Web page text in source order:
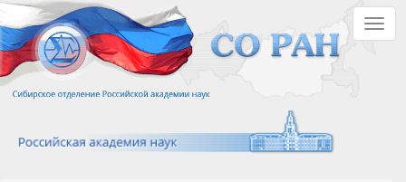
Перейти
к
основному
содержанию